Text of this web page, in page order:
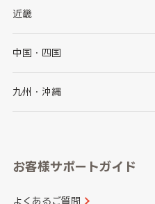
秋田県
群馬県
千葉県
新潟県
石川県
山梨県
愛知県
近畿
大阪府
京都府
和歌山県
中国・四国
鳥取県
山口県
香川県
九州・沖縄
長崎県
お客様サポートガイド
よくあるご質問